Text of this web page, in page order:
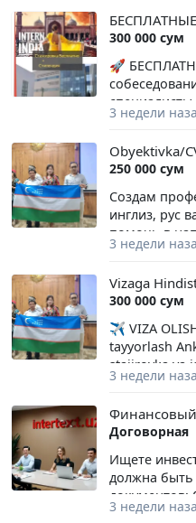
условия.
http://
300 000 сум
🚀
проживания
граждан
подачи
3 недели
Obyektivka/
250 000 сум
Создам
инглиз, рус
помочь в
Obyektivka
курсовой.
3 недели
Vizaga
300 000 сум
✈️ VIZA
tayyorlash
stajirovka va
hujjat
3 недели
Финансовый
Договорная
Ищете
должна быть
документов:
заключений.
3 недели